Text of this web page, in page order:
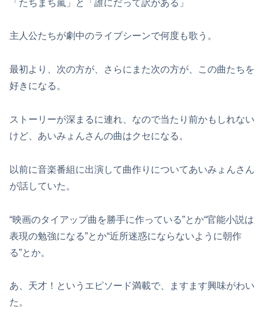
「たちまち嵐」と「誰にだって訳がある」
主人公たちが劇中のライブシーンで何度も歌う。
最初より、次の方が、さらにまた次の方が、この曲たちを
好きになる。
ストーリーが深まるに連れ、なので当たり前かもしれない
けど、あいみょんさんの曲はクセになる。
以前に音楽番組に出演して曲作りについてあいみょんさん
が話していた。
“映画のタイアップ曲を勝手に作っている”とか“官能小説は
表現の勉強になる”とか“近所迷惑にならないように朝作
る”とか。
あ、天才！というエピソード満載で、ますます興味がわい
た。